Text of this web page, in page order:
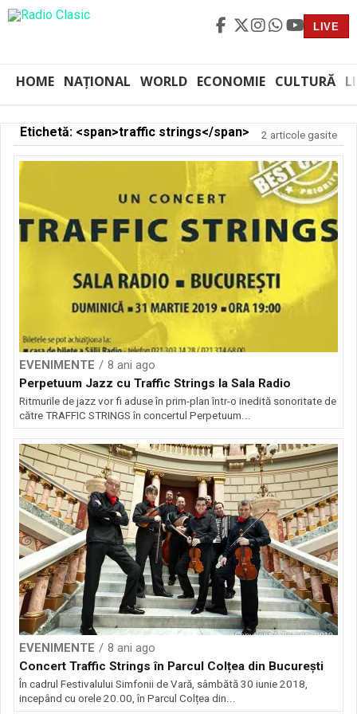
LIVE
HOME NAȚIONAL WORLD ECONOMIE CULTURĂ
Etichetă: <span>traffic strings</span> 2 articole gasite
EVENIMENTE
8 ani ago
Perpetuum Jazz cu Traffic Strings la Sala Radio
Ritmurile de jazz vor fi aduse în prim-plan într-o inedită sonoritate de
către TRAFFIC STRINGS în concertul Perpetuum...
EVENIMENTE
8 ani ago
Concert Traffic Strings în Parcul Colțea din București
În cadrul Festivalului Simfonii de Vară, sâmbătă 30 iunie 2018,
incepând cu orele 20.00, în Parcul Colțea din...